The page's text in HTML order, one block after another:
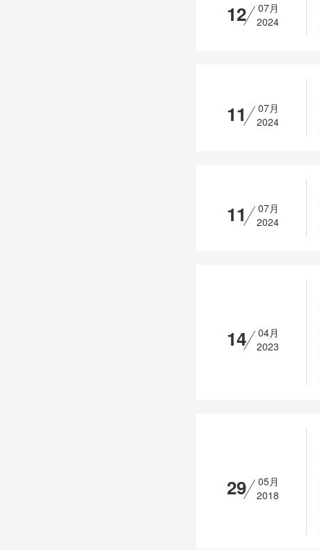
12
07月
2024
11
07月
2024
11
07月
2024
14
04月
2023
29
05月
2018